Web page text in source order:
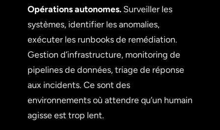
Opérations autonomes. Surveiller les
systèmes, identifier les anomalies,
exécuter les runbooks de remédiation.
Gestion d’infrastructure, monitoring de
pipelines de données, triage de réponse
aux incidents. Ce sont des
environnements où attendre qu’un humain
agisse est trop lent.